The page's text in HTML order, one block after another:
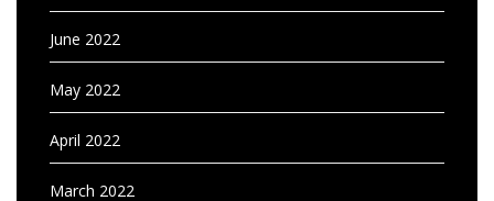
June 2022
May 2022
April 2022
March 2022